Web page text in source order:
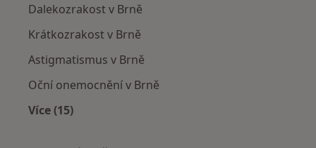
Dalekozrakost v Brně
Krátkozrakost v Brně
Astigmatismus v Brně
Oční onemocnění v Brně
Více (15)